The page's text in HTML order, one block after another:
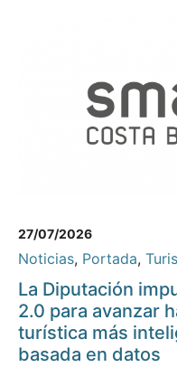
27/07/2026
Noticias, Portada,
La Diputación
2.0 para avanzar
turística más
basada en datos